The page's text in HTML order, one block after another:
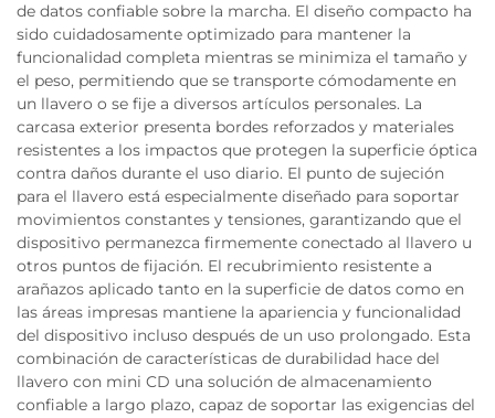
de datos confiable sobre la marcha. El diseño compacto ha
sido cuidadosamente optimizado para mantener la
funcionalidad completa mientras se minimiza el tamaño y
el peso, permitiendo que se transporte cómodamente en
un llavero o se fije a diversos artículos personales. La
carcasa exterior presenta bordes reforzados y materiales
resistentes a los impactos que protegen la superficie óptica
contra daños durante el uso diario. El punto de sujeción
para el llavero está especialmente diseñado para soportar
movimientos constantes y tensiones, garantizando que el
dispositivo permanezca firmemente conectado al llavero u
otros puntos de fijación. El recubrimiento resistente a
arañazos aplicado tanto en la superficie de datos como en
las áreas impresas mantiene la apariencia y funcionalidad
del dispositivo incluso después de un uso prolongado. Esta
combinación de características de durabilidad hace del
llavero con mini CD una solución de almacenamiento
confiable a largo plazo, capaz de soportar las exigencias del